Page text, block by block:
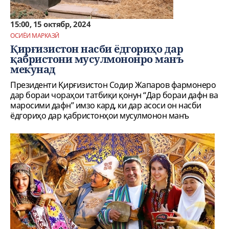
15:00, 15 октябр, 2024
ОСИЁИ МАРКАЗӢ
Қирғизистон насби ёдгориҳо дар
қабристони мусулмононро манъ
мекунад
Президенти Қирғизистон Содир Жапаров фармонеро
дар бораи чораҳои татбиқи қонун “Дар бораи дафн ва
маросими дафн” имзо кард, ки дар асоси он насби
ёдгориҳо дар қабристонҳои мусулмонон манъ